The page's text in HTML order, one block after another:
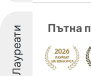
Лауреати Пътна